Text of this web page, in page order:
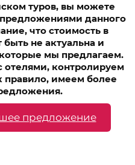
туров, вы можете
данного
что стоимость в
не актуальна и
мы предлагаем.
контролируем
правило, имеем более
предложение